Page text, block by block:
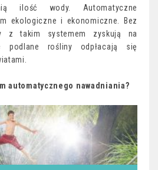
ilość wody. Automatyczne
ekologiczne i ekonomiczne. Bez
z takim systemem zyskują na
podlane rośliny odpłacają się
automatycznego nawadniania?